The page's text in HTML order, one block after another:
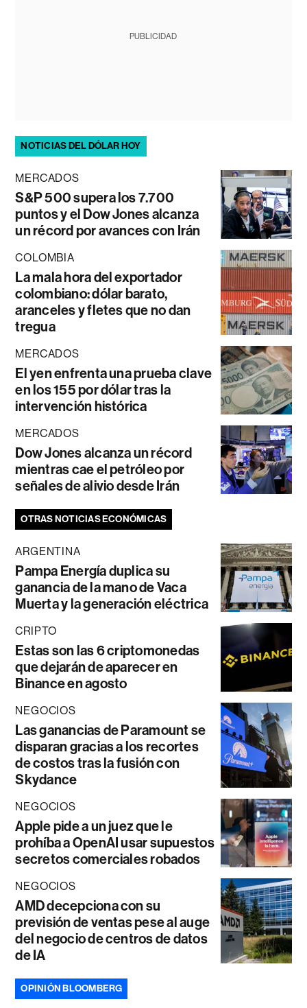
PUBLICIDAD
NOTICIAS DEL DÓLAR HOY
MERCADOS
S&P 500 supera los 7.700
puntos y el Dow Jones alcanza
un récord por avances con Irán
COLOMBIA
La mala hora del exportador
colombiano: dólar barato,
aranceles y fletes que no dan
tregua
MERCADOS
El yen enfrenta una prueba clave
en los 155 por dólar tras la
intervención histórica
MERCADOS
Dow Jones alcanza un récord
mientras cae el petróleo por
señales de alivio desde Irán
OTRAS NOTICIAS ECONÓMICAS
ARGENTINA
Pampa Energía duplica su
ganancia de la mano de Vaca
Muerta y la generación eléctrica
CRIPTO
Estas son las 6 criptomonedas
que dejarán de aparecer en
Binance en agosto
NEGOCIOS
Las ganancias de Paramount se
disparan gracias a los recortes
de costos tras la fusión con
Skydance
NEGOCIOS
Apple pide a un juez que le
prohíba a OpenAI usar supuestos
secretos comerciales robados
NEGOCIOS
AMD decepciona con su
previsión de ventas pese al auge
del negocio de centros de datos
de IA
OPINIÓN BLOOMBERG